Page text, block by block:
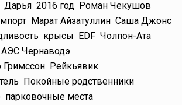
Дарья 2016 год Роман Чекушов
Марат Айзатуллин Саша Джонс
крысы EDF Чолпон-Ата
АЭС Чернаводэ
Рейкьявик
Покойные родственники
парковочные места